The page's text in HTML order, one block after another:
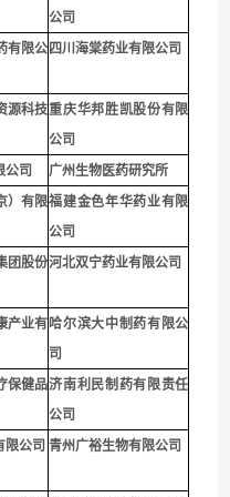
公司
有限公 四川海棠药业有限公司
源科技重庆华邦胜凯股份有限
公司
公司
广州生物医药研究所
）有限福建金色年华药业有限
公司
团股份河北双宁药业有限公司
产业有哈尔滨大中制药有限公
司
保健品济南利民制药有限责任
公司
限公司 青州广裕生物有限公司